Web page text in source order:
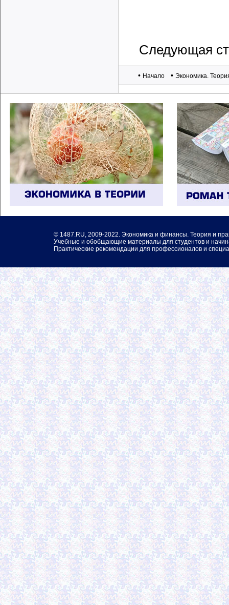
Следующая
• Начало • Экономика.
© 1487.RU, 2009-2022. Экономика и финансы. Теория и
Учебные и обобщающие материалы для студентов и
Практические рекомендации для профессионалов и